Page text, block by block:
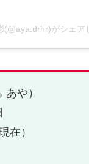
(@aya.drhr)がシェア
や）
在）